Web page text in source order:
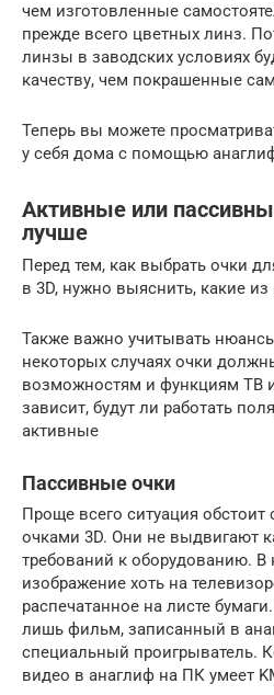
чем изготовленные
прежде всего цветных линз.
линзы в заводских условиях
качеству, чем покрашенные
Теперь вы можете
у себя дома с помощью
Активные или
лучше
Перед тем, как выбрать очки
в 3D, нужно выяснить, какие
Также важно учитывать
некоторых случаях очки
возможностям и функциям ТВ
зависит, будут ли работать
активные
Пассивные очки
Проще всего ситуация
очками 3D. Они не выдвигают
требований к оборудованию. В
изображение хоть на
распечатанное на листе
лишь фильм, записанный в
специальный проигрыватель.
видео в анаглиф на ПК умеет